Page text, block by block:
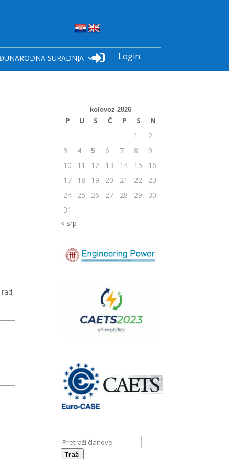
SURADNJA  Login
kolovoz 2026
P U S Č P S
N
1
2
3
4 5 6 7 8
9
10
11 12 13 14 15
16
17
18 19 20 21 22
23
24
25 26 27 28 29
30
31
« srp
Traži